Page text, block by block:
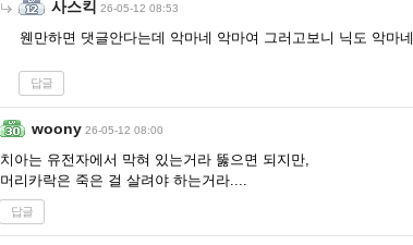
사스킥 26-05-12 08:53
웬만하면 댓글안다는데 악마네 악마여 그러고보니 닉도 악마네
답글
woony 26-05-12 08:00
치아는 유전자에서 막혀 있는거라 뚫으면 되지만,
머리카락은 죽은 걸 살려야 하는거라....
답글